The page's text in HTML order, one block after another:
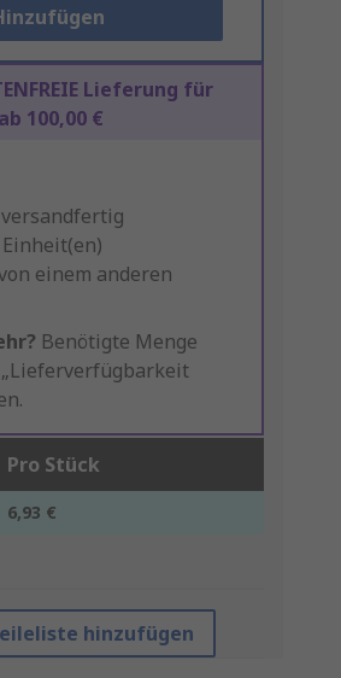
Lieferung für
100,00 €
Einheit(en)
einem anderen
Benötigte Menge
Pro Stück
6,93 €
hinzufügen